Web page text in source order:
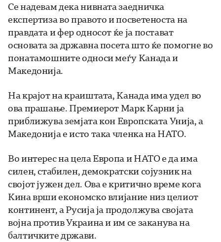
Се надевам дека нивната заедничка
експертиза во правото и посветеноста на
правдата и фер односот ќе ја постават
основата за државна посета што ќе помогне во
понатамошните односи меѓу Канада и
Македонија.
На крајот на краиштата, Канада има удел во
ова прашање. Премиерот Марк Карни ја
приближува земјата кон Европската Унија, а
Македонија е исто така членка на НАТО.
Во интерес на цела Европа и НАТО е да има
силен, стабилен, демократски сојузник на
својот јужен дел. Ова е критично време кога
Кина врши економско влијание низ целиот
континент, а Русија ја продолжува својата
војна против Украина и им се заканува на
балтичките држави.